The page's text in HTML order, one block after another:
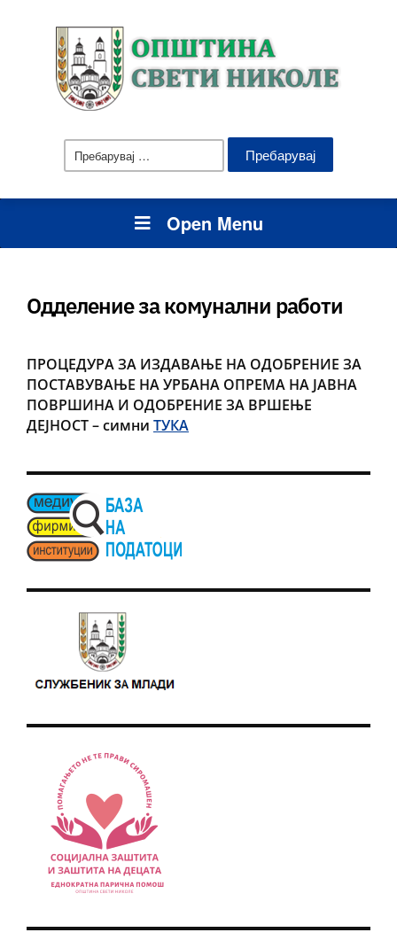
Пребарувај
за:
Open Menu
Одделение за комунални работи
ПРОЦЕДУРА ЗА ИЗДАВАЊЕ НА ОДОБРЕНИЕ ЗА
ПОСТАВУВАЊЕ НА УРБАНА ОПРЕМА НА ЈАВНА
ПОВРШИНА И ОДОБРЕНИЕ ЗА ВРШЕЊЕ
ДЕЈНОСТ– симни ТУКА